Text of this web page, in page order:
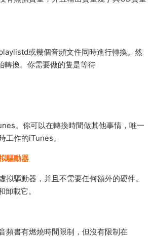
或幾個音頻文件同時進行轉換。然
轉換。你需要做的隻是等待
。你可以在轉換時間做其他事情，唯一
工作的iTunes。
驅動器
拟驅動器，并且不需要任何額外的硬件。
載它。
頻書有燃燒時間限制，但沒有限制在